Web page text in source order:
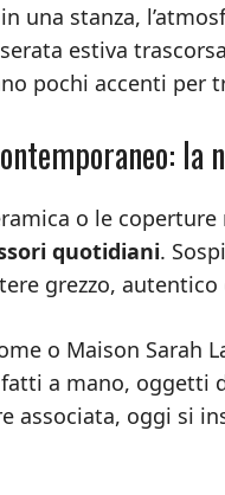
una stanza,
estiva
pochi accenti per
o le
quotidiani.
grezzo,
o Maison Sarah
a mano,
associata, oggi si